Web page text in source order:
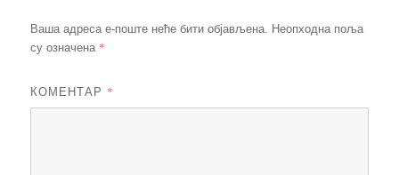
Ваша адреса е-поште неће бити објављена. Неопходна поља
су означена *
КОМЕНТАР *